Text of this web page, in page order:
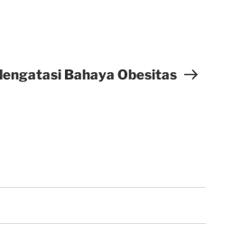
Bahaya Obesitas